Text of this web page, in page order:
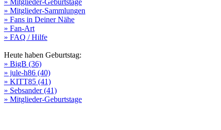
» Mitglieder-Geburtstage
» Mitglieder-Sammlungen
» Fans in Deiner Nähe
» Fan-Art
» FAQ / Hilfe
Heute haben Geburtstag:
» BigB (36)
» jule-h86 (40)
» KITT85 (41)
» Sebsander (41)
» Mitglieder-Geburtstage